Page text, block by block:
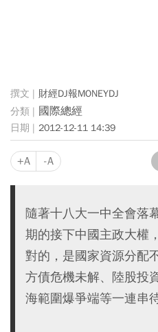
財經DJ報MONEYDJ
國際總經
2012-12-11 14:39
+A -A
隨著十八大一中全會落
期的接下中國主政大權
對的，是國家資源分配
方債危機未解、陸股投
海範圍爆爭端等一連串